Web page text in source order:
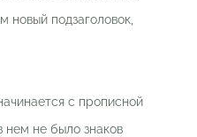
новый подзаголовок,
с прописной
нем не было знаков